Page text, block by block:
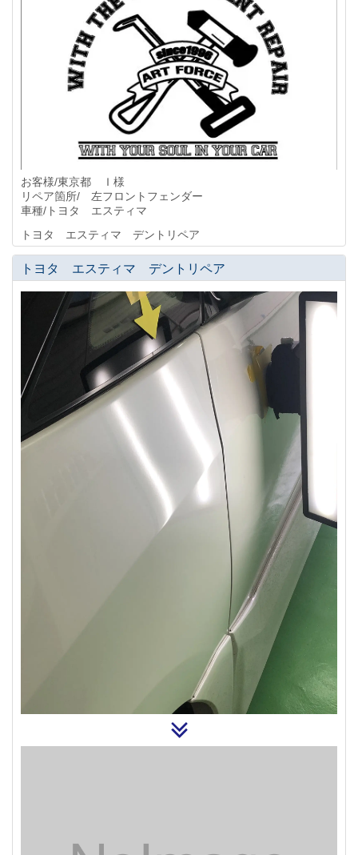
お客様/東京都 Ｉ様
リペア箇所/ 左フロントフェンダー
車種/トヨタ エスティマ
トヨタ エスティマ デントリペア
トヨタ エスティマ デントリペア